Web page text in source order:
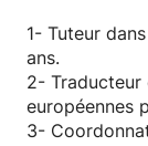
d'étudiants et
adultes.
Patience et
questions
1- Tuteur
ans.
2-
européennes
3-